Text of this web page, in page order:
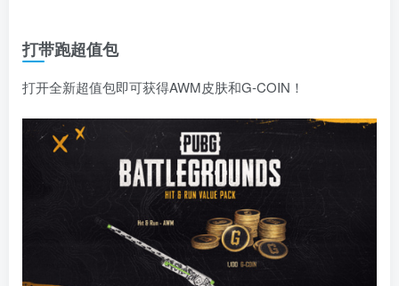
打带跑超值包
打开全新超值包即可获得AWM皮肤和G-COIN！